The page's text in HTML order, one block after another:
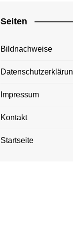
Seiten
Bildnachweise
Impressum
Kontakt
Startseite